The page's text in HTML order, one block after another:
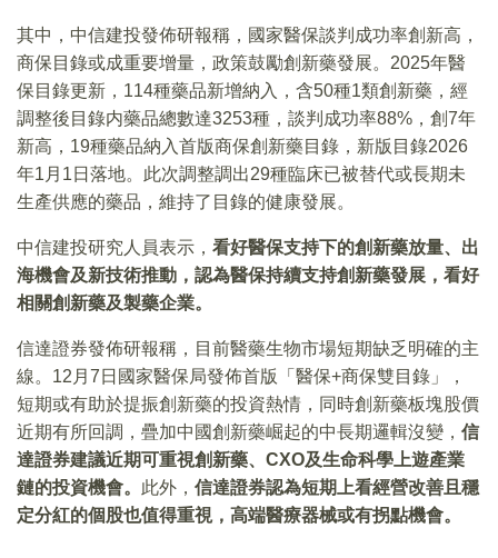
其中，中信建投發佈研報稱，國家醫保談判成功率創新高，
商保目錄或成重要增量，政策鼓勵創新藥發展。2025年醫
保目錄更新，114種藥品新增納入，含50種1類創新藥，經
調整後目錄内藥品總數達3253種，談判成功率88%，創7年
新高，19種藥品納入首版商保創新藥目錄，新版目錄2026
年1月1日落地。此次調整調出29種臨床已被替代或長期未
生產供應的藥品，維持了目錄的健康發展。
中信建投研究人員表示， 看好醫保支持下的創新藥放量、出
海機會及新技術推動，認為醫保持續支持創新藥發展，看好
相關創新藥及製藥企業。
信達證券發佈研報稱，目前醫藥生物市場短期缺乏明確的主
線。12月7日國家醫保局發佈首版「醫保+商保雙目錄」，
短期或有助於提振創新藥的投資熱情，同時創新藥板塊股價
近期有所回調，疊加中國創新藥崛起的中長期邏輯沒變， 信
達證券建議近期可重視創新藥、 CXO及生命科學上遊產業
鏈的投資機會。 此外， 信達證券認為短期上看經營改善且穩
定分紅的個股也值得重視，高端醫療器械或有拐點機會。